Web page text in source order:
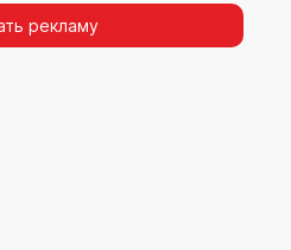
рекламу